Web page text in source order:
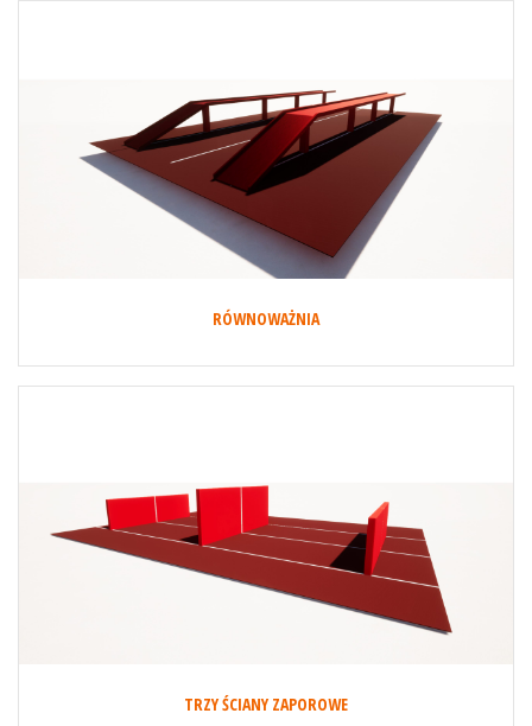
RÓWNOWAŻNIA
TRZY ŚCIANY ZAPOROWE